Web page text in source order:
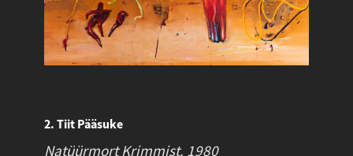
2. Tiit Pääsuke
Natüürmort Krimmist. 1980